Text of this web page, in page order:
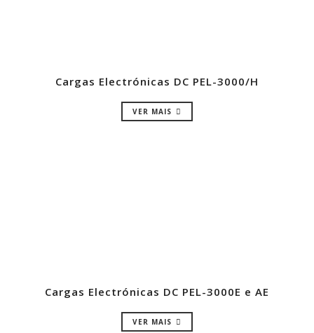
Cargas Electrónicas DC PEL-3000/H
VER MAIS
Cargas Electrónicas DC PEL-3000E e AE
VER MAIS